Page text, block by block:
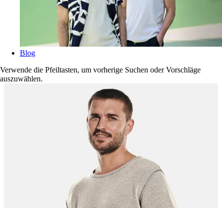
Blog
Verwende die Pfeiltasten, um vorherige Suchen oder Vorschläge
auszuwählen.